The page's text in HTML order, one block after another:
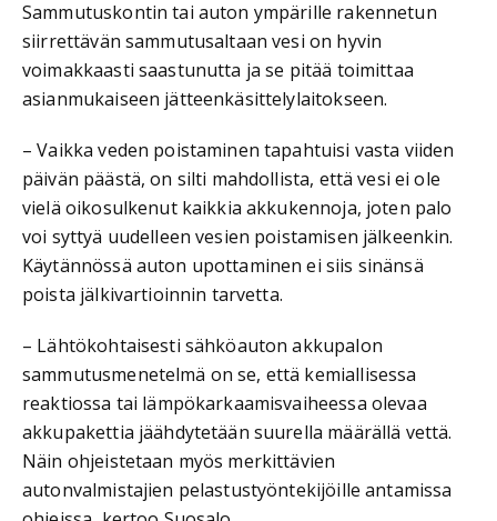
Sammutuskontin tai auton ympärille rakennetun
siirrettävän sammutusaltaan vesi on hyvin
voimakkaasti saastunutta ja se pitää toimittaa
asianmukaiseen jätteenkäsittelylaitokseen.
– Vaikka veden poistaminen tapahtuisi vasta viiden
päivän päästä, on silti mahdollista, että vesi ei ole
vielä oikosulkenut kaikkia akkukennoja, joten palo
voi syttyä uudelleen vesien poistamisen jälkeenkin.
Käytännössä auton upottaminen ei siis sinänsä
poista jälkivartioinnin tarvetta.
– Lähtökohtaisesti sähköauton akkupalon
sammutusmenetelmä on se, että kemiallisessa
reaktiossa tai lämpökarkaamisvaiheessa olevaa
akkupakettia jäähdytetään suurella määrällä vettä.
Näin ohjeistetaan myös merkittävien
autonvalmistajien pelastustyöntekijöille antamissa